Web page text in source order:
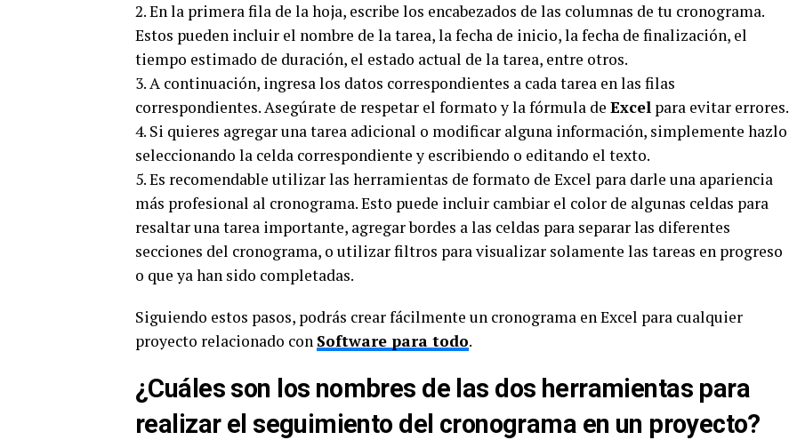
2. En la primera fila de la hoja, escribe los encabezados de las columnas de tu cronograma.
Estos pueden incluir el nombre de la tarea, la fecha de inicio, la fecha de finalización, el
tiempo estimado de duración, el estado actual de la tarea, entre otros.
3. A continuación, ingresa los datos correspondientes a cada tarea en las filas
correspondientes. Asegúrate de respetar el formato y la fórmula de Excel para evitar errores.
4. Si quieres agregar una tarea adicional o modificar alguna información, simplemente hazlo
seleccionando la celda correspondiente y escribiendo o editando el texto.
5. Es recomendable utilizar las herramientas de formato de Excel para darle una apariencia
más profesional al cronograma. Esto puede incluir cambiar el color de algunas celdas para
resaltar una tarea importante, agregar bordes a las celdas para separar las diferentes
secciones del cronograma, o utilizar filtros para visualizar solamente las tareas en progreso
o que ya han sido completadas.
Siguiendo estos pasos, podrás crear fácilmente un cronograma en Excel para cualquier
proyecto relacionado con Software para todo.
¿Cuáles son los nombres de las dos herramientas para
realizar el seguimiento del cronograma en un proyecto?